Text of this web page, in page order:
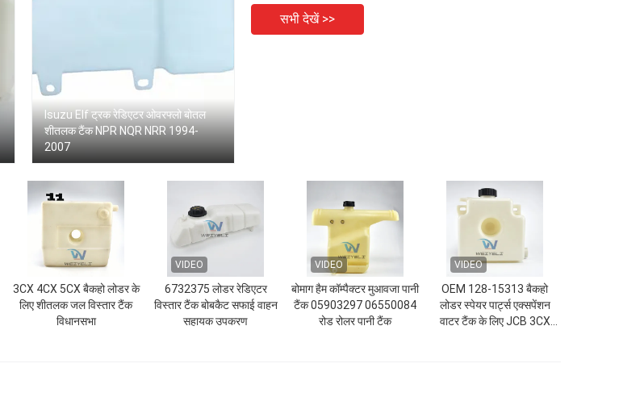
Isuzu Elf ट्रक रेडिएटर ओवरफ्लो बोतल
शीतलक टैंक NPR NQR NRR 1994-
2007
सभी देखें >>
3CX 4CX 5CX बैकहो लोडर के
लिए शीतलक जल विस्तार टैंक
विधानसभा
VIDEO
6732375 लोडर रेडिएटर
विस्तार टैंक बोबकैट सफाई वाहन
सहायक उपकरण
VIDEO
बोमाग हैम कॉम्पैक्टर मुआवजा पानी
टैंक 05903297 06550084
रोड रोलर पानी टैंक
VIDEO
OEM 128-15313 बैकहो
लोडर स्पेयर पार्ट्स एक्सपेंशन
वाटर टैंक के लिए JCB 3CX